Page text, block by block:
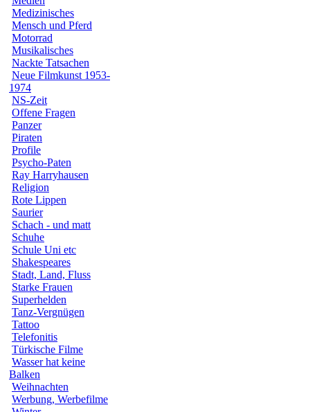
Medizinisches
Mensch und Pferd
Motorrad
Musikalisches
Nackte Tatsachen
Neue Filmkunst 1953-
1974
NS-Zeit
Offene Fragen
Panzer
Piraten
Profile
Psycho-Paten
Ray Harryhausen
Religion
Rote Lippen
Saurier
Schach - und matt
Schuhe
Schule Uni etc
Shakespeares
Stadt, Land, Fluss
Starke Frauen
Superhelden
Tanz-Vergnügen
Tattoo
Telefonitis
Türkische Filme
Wasser hat keine
Balken
Weihnachten
Werbung, Werbefilme